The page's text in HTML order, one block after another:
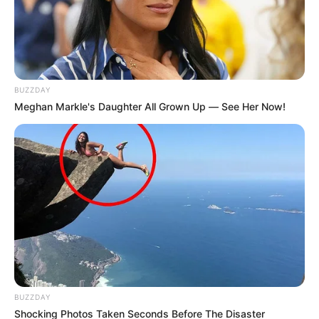
Imagen suministrada
Juliette Alexandra Echeverry Bonilla
Marzo 18, 2022
BUZZDAY
Meghan Markle's Daughter All Grown Up — See Her Now!
BUZZDAY
Shocking Photos Taken Seconds Before The Disaster